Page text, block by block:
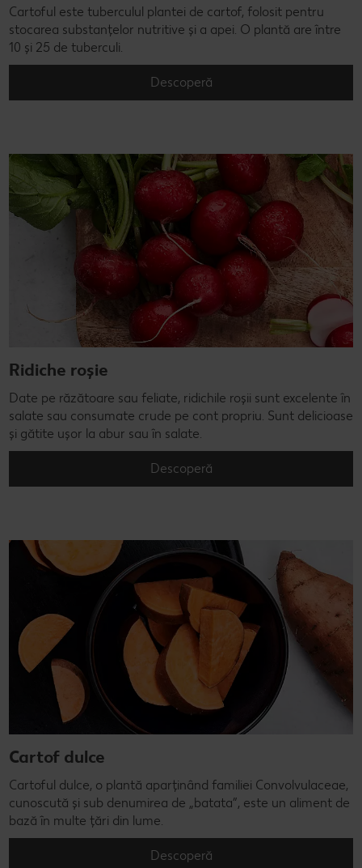
Cartoful este tuberculul plantei de cartof, folosit pentru
stocarea substanțelor nutritive și a apei. O plantă are între
10 și 25 de tuberculi.
Descoperă
Ridiche roșie
Date pe răzătoare sau feliate, ridichile roșii sunt excelente în
salate sau consumate crude pe cont propriu. Sunt delicioase
și gătite ușor la abur sau în salate.
Descoperă
Cartof dulce
Cartoful dulce, o plantă aparținând familiei Convolvulaceae,
cunoscută și sub denumirea de „batata”, este un aliment de
bază în multe țări din lume.
Descoperă